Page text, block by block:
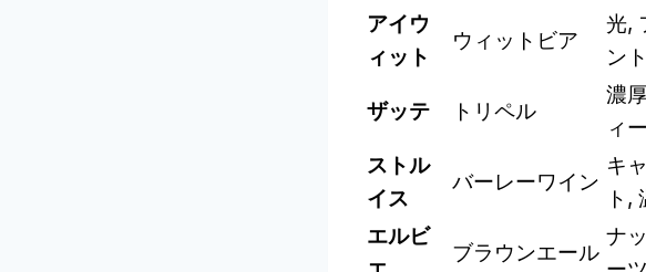
アイウ
ィット
ウィットビア
光,
ン
ザッテ トリペル
濃
ィ
ストル
イス
バーレーワイン
キ
ト,
エルビ
ブラウンエール
ナ